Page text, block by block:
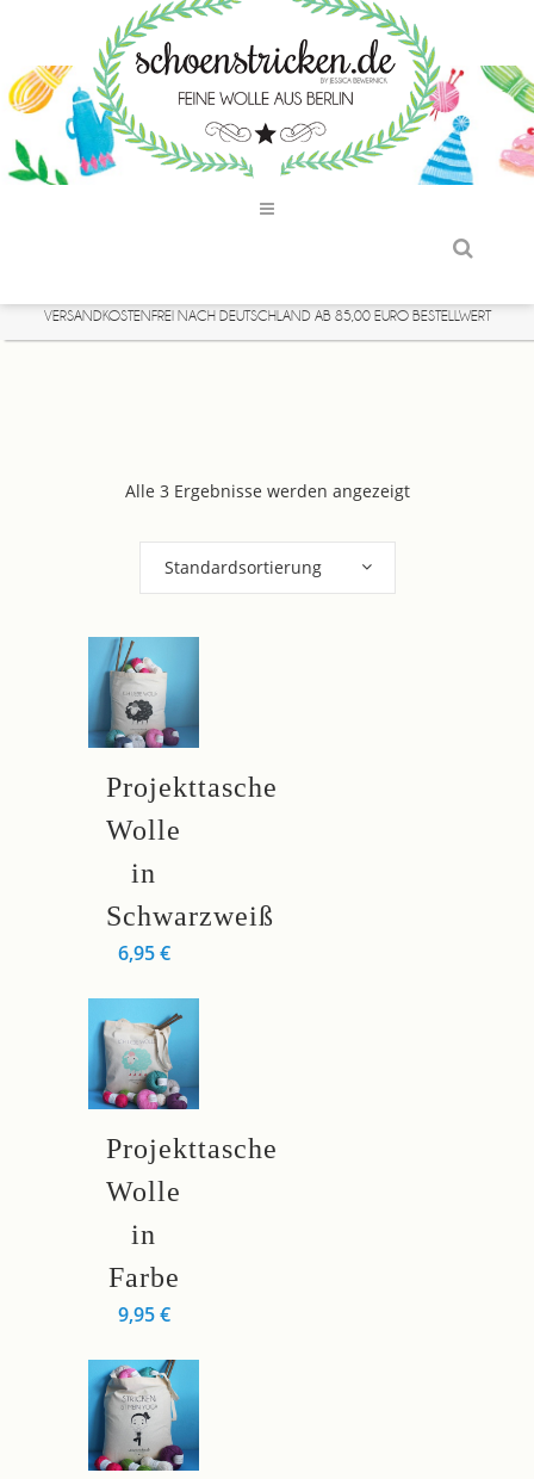
VERSANDKOSTENFREI NACH DEUTSCHLAND AB 85,00 EURO BESTELLWERT
Alle 3 Ergebnisse werden angezeigt
Standardsortierung
Projekttasche
Wolle
in
Schwarzweiß
6,95€
Projekttasche
Wolle
in
Farbe
9,95€